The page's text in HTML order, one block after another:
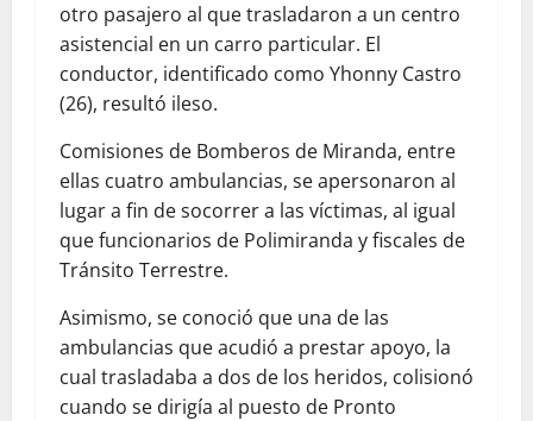
otro pasajero al que trasladaron a un centro
asistencial en un carro particular. El
conductor, identificado como Yhonny Castro
(26), resultó ileso.
Comisiones de Bomberos de Miranda, entre
ellas cuatro ambulancias, se apersonaron al
lugar a fin de socorrer a las víctimas, al igual
que funcionarios de Polimiranda y fiscales de
Tránsito Terrestre.
Asimismo, se conoció que una de las
ambulancias que acudió a prestar apoyo, la
cual trasladaba a dos de los heridos, colisionó
cuando se dirigía al puesto de Pronto